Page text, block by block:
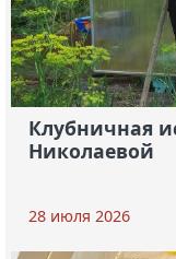
Клубничная
Николаевой
28 июля 2026